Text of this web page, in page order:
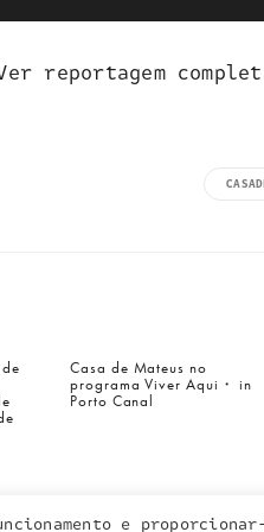
reportagem
Casa de Mateus no
programa Viver Aqui・ in
Porto Canal
e